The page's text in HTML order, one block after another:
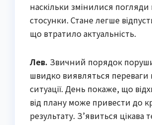
наскільки змінилися погляди
стосунки. Стане легше
що втратило актуальність.
Лев. Звичний порядок
швидко виявляться переваги
ситуації. День покаже, що
від плану може привести до
результату. З’явиться цікава